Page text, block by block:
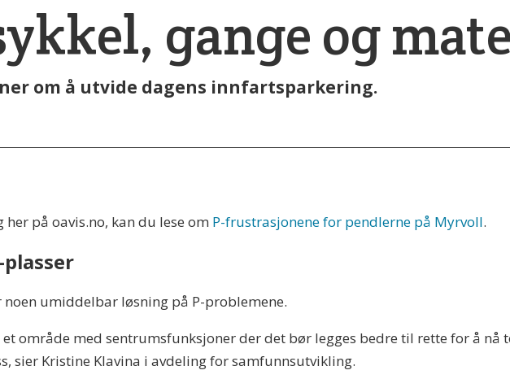
gange og
om å utvide dagens innfartsparkering.
på oavis.no, kan du lese om P-frustrasjonene for pendlerne på Myrvoll.
noen umiddelbar løsning på P-problemene.
område med sentrumsfunksjoner der det bør legges bedre til rette for å nå
sier Kristine Klavina i avdeling for samfunnsutvikling.